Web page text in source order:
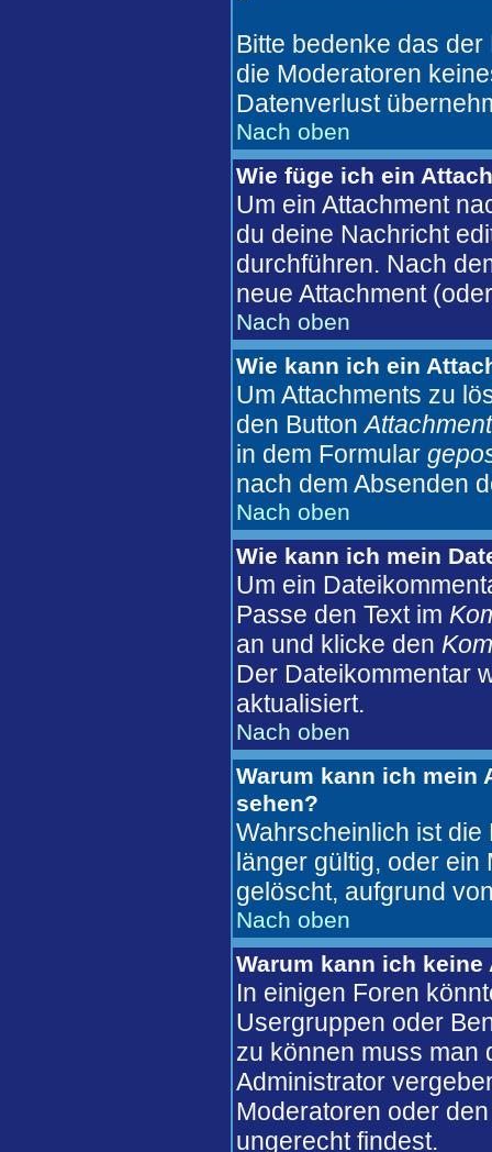
Bitte bedenke das
die Moderatoren
Datenverlust
Nach oben
Wie füge ich ein
Um ein Attachment
du deine Nachricht
durchführen. Nach
neue Attachment
Nach oben
Wie kann ich ein
Um Attachments zu
den Button
in dem Formular
nach dem Absenden
Nach oben
Wie kann ich mein
Um ein
Passe den Text im
an und klicke den
Der Dateikommentar
aktualisiert.
Nach oben
Warum kann ich mein
sehen?
Wahrscheinlich ist
länger gültig, oder ein
gelöscht, aufgrund
Nach oben
Warum kann ich
In einigen Foren
Usergruppen oder
zu können muss man
Administrator
Moderatoren oder
ungerecht findest.